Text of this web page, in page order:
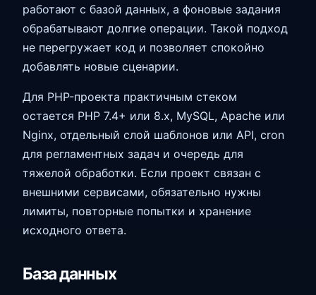
работают с базой данных, а фоновые задания
обрабатывают долгие операции. Такой подход
не перегружает код и позволяет спокойно
добавлять новые сценарии.
Для PHP-проекта практичным стеком
остается PHP 7.4+ или 8.x, MySQL, Apache или
Nginx, отдельный слой шаблонов или API, cron
для регламентных задач и очередь для
тяжелой обработки. Если проект связан с
внешними сервисами, обязательно нужны
лимиты, повторные попытки и хранение
исходного ответа.
База данных